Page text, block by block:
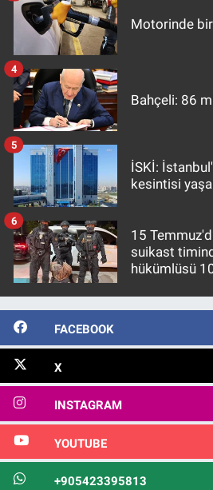
Motorinde
Bahçeli: 86
4
İSKİ:
kesintisi
5
15
suikast
hükümlüsü
6
FACEBOOK
X
INSTAGRAM
YOUTUBE
+905423395813